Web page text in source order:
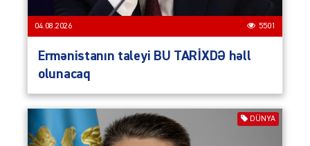
04.08.2026 5501
Ermənistanın taleyi BU TARİXDƏ həll
olunacaq
DÜNYA